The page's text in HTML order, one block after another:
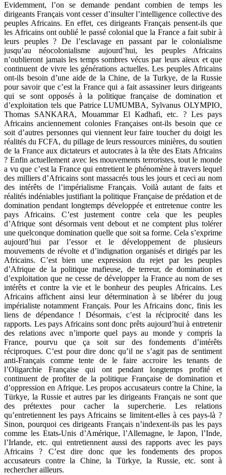
Evidemment, l’on se demande pendant combien de temps les
dirigeants Français vont cesser d’insulter l’intelligence collective des
peuples Africains. En effet, ces dirigeants Français pensent-ils que
les Africains ont oublié le passé colonial que la France a fait subir à
leurs peuples ? De l’esclavage en passant par le colonialisme
jusqu’au néocolonialisme aujourd’hui, les peuples Africains
n’oublieront jamais les temps sombres vécus par leurs aïeux et que
continuent de vivre les générations actuelles. Les peuples Africains
ont-ils besoin d’une aide de la Chine, de la Turkye, de la Russie
pour savoir que c’est la France qui a fait assassiner leurs dirigeants
qui se sont opposés à la politique française de domination et
d’exploitation tels que Patrice LUMUMBA, Sylvanus OLYMPIO,
Thomas SANKARA, Mouammar El Kadhafi, etc. ? Les pays
Africains anciennement colonies Françaises ont-ils besoin que ce
soit d’autres personnes qui viennent leur faire toucher du doigt les
réalités du FCFA, du pillage de leurs ressources minières, du soutien
de la France aux dictateurs et autocrates à la tête des Etats Africains
? Enfin actuellement avec les mouvements terroristes, tout le monde
a vu que c’est la France qui entretient le phénomène à travers lequel
des milliers d’Africains sont massacrés tous les jours et ceci au nom
des intérêts de l’impérialisme Français. Voilà autant de faits et
réalités indéniables justifiant la politique Française de prédation et de
domination pendant longtemps développée et entretenue contre les
pays Africains. C’est justement contre cela que les peuples
d’Afrique sont désormais vent debout et ne comptent plus tolérer
une quelconque domination quelle que soit sa forme. Cela s’exprime
aujourd’hui par l’essor et le développement de plusieurs
mouvements de révolte et d’indignation organisés et dirigés par les
Africains. C’est bien une expression du rejet par les peuples
d’Afrique de la politique mafieuse, de terreur, de domination et
d’exploitation que ne cesse de développer la France au nom de ses
intérêts et contre la vie et le bonheur des peuples Africains. Les
Africains affichent ainsi leur détermination à se libérer du joug
impérialiste notamment Français. Pour les Africains donc, finis les
liens de dépendance ! Désormais, c’est la réciprocité dans les
rapports. Les pays Africains sont donc prêts aujourd’hui à entretenir
des relations avec n’importe quel pays au monde y compris la
France, pourvu que ça soit sur des fondements d’intérêts
réciproques. C’est pour dire donc qu’il ne s’agit pas de sentiment
anti-Français comme tente de le faire accroire les tenants de
l’Oligarchie Française qui ont pendant longtemps profité et
continuent de profiter de la politique Française de domination et
d’oppression en Afrique. Les propos accusateurs contre la Chine, la
Türkye, la Russie et autres par les dirigeants Français ne sont que
des prétextes pour cacher la supercherie. Les relations
qu’entretiennent les pays Africains se limitent-elles à ces pays-là ?
Sinon, pourquoi ces dirigeants Français n’indexent-ils pas les pays
comme les Etats-Unis d’Amérique, l’Allemagne, le Japon, l’Inde,
l’Irlande, etc. qui entretiennent aussi des rapports avec les pays
Africains ? C’est dire donc que les fondements des propos
accusateurs contre la Chine, la Türkye, la Russie, etc. sont à
rechercher ailleurs.